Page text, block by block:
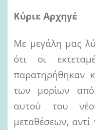
Κύριε Αρχηγέ
Με μεγάλη μας
ότι οι
παρατηρήθηκαν
των μορίων
αυτού του
μεταθέσεων,